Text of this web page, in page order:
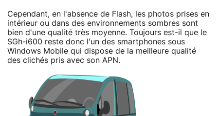
Cependant, en l'absence de Flash, les photos prises en
intérieur ou dans des environnements sombres sont
bien d'une qualité très moyenne. Toujours est-il que le
SGh-i600 reste donc l'un des smartphones sous
Windows Mobile qui dispose de la meilleure qualité
des clichés pris avec son APN.